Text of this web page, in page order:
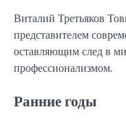
Виталий Третьяков
представителем
оставляющим след в
профессионализмом.
Ранние годы